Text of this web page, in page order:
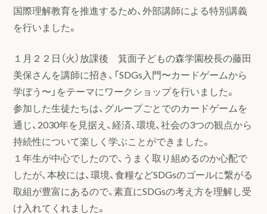
国際理解教育を推進するため、外部講師による特別講義
を行いました。
１月２２日（火）放課後 箕面子どもの森学園校長の藤田
美保さんを講師に招き、「SDGs入門〜カードゲームから
学ぼう〜」をテーマにワークショップを行いました。
参加した生徒たちは、グループごとでのカードゲームを
通じ、2030年を見据え、経済、環境、社会の3つの観点から
持続性について楽しく学ぶことができました。
１年生が中心でしたので、うまく取り組めるのか心配で
したが、本校には、環境、食糧などSDGsのゴールに繋がる
取組が豊富にあるので、素直にSDGsの考え方を理解し受
け入れてくれました。